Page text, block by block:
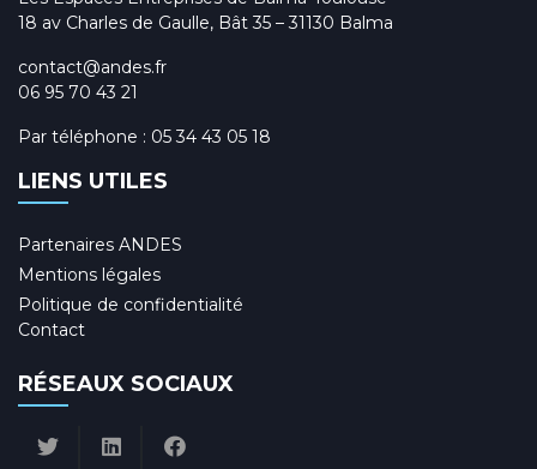
18 av Charles de Gaulle, Bât 35 – 31130 Balma
contact@andes.fr
06 95 70 43 21
Par téléphone : 05 34 43 05 18
LIENS UTILES
Partenaires ANDES
Mentions légales
Politique de confidentialité
Contact
RÉSEAUX SOCIAUX